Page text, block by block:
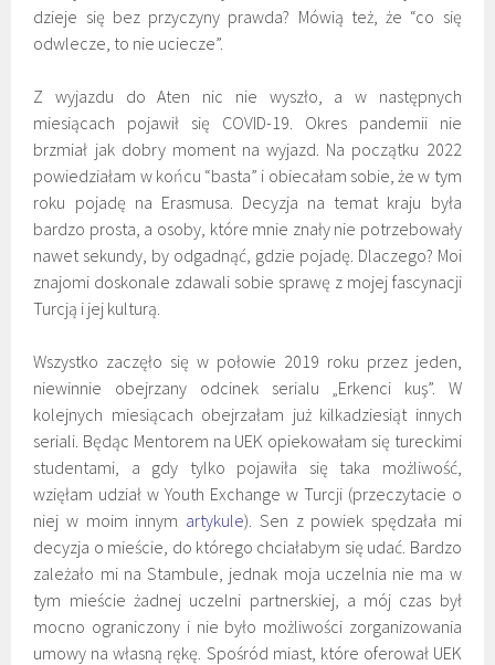
dzieje się bez przyczyny prawda? Mówią też, że “co się
odwlecze, to nie uciecze”.
Z wyjazdu do Aten nic nie wyszło, a w następnych
miesiącach pojawił się COVID-19. Okres pandemii nie
brzmiał jak dobry moment na wyjazd. Na początku 2022
powiedziałam w końcu “basta” i obiecałam sobie, że w tym
roku pojadę na Erasmusa. Decyzja na temat kraju była
bardzo prosta, a osoby, które mnie znały nie potrzebowały
nawet sekundy, by odgadnąć, gdzie pojadę. Dlaczego? Moi
znajomi doskonale zdawali sobie sprawę z mojej fascynacji
Turcją i jej kulturą.
Wszystko zaczęło się w połowie 2019 roku przez jeden,
niewinnie obejrzany odcinek serialu „Erkenci kuş”. W
kolejnych miesiącach obejrzałam już kilkadziesiąt innych
seriali. Będąc Mentorem na UEK opiekowałam się tureckimi
studentami, a gdy tylko pojawiła się taka możliwość,
wzięłam udział w Youth Exchange w Turcji (przeczytacie o
niej w moim innym artykule). Sen z powiek spędzała mi
decyzja o mieście, do którego chciałabym się udać. Bardzo
zależało mi na Stambule, jednak moja uczelnia nie ma w
tym mieście żadnej uczelni partnerskiej, a mój czas był
mocno ograniczony i nie było możliwości zorganizowania
umowy na własną rękę. Spośród miast, które oferował UEK